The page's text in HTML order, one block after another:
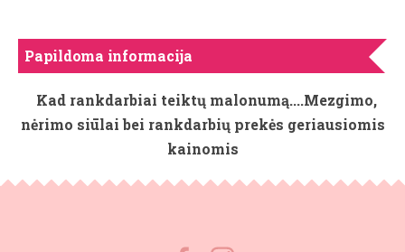
Papildoma informacija
Kad rankdarbiai teiktų malonumą....Mezgimo,
nėrimo siūlai bei rankdarbių prekės geriausiomis
kainomis